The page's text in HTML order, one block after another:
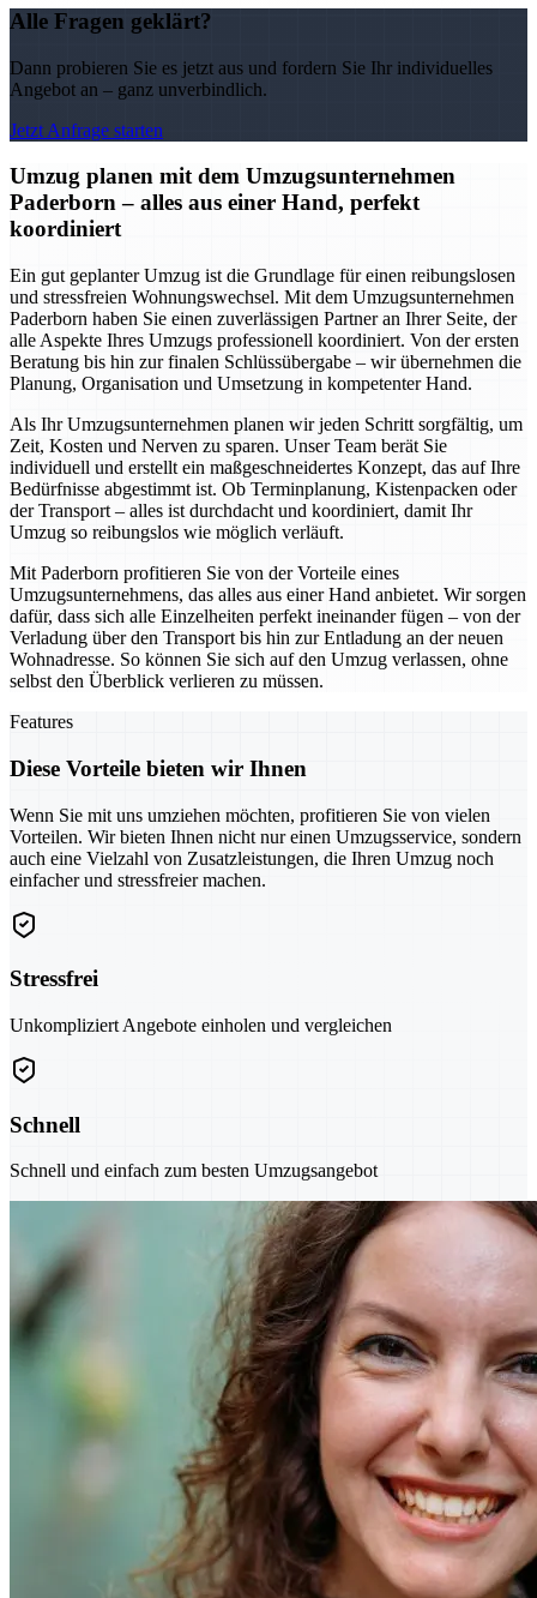
Alle Fragen geklärt?
Dann probieren Sie es jetzt aus und fordern Sie Ihr individuelles
Angebot an – ganz unverbindlich.
Jetzt Anfrage starten
Umzug planen mit dem Umzugsunternehmen
Paderborn – alles aus einer Hand, perfekt
koordiniert
Ein gut geplanter Umzug ist die Grundlage für einen reibungslosen
und stressfreien Wohnungswechsel. Mit dem Umzugsunternehmen
Paderborn haben Sie einen zuverlässigen Partner an Ihrer Seite, der
alle Aspekte Ihres Umzugs professionell koordiniert. Von der ersten
Beratung bis hin zur finalen Schlüssübergabe – wir übernehmen die
Planung, Organisation und Umsetzung in kompetenter Hand.
Als Ihr Umzugsunternehmen planen wir jeden Schritt sorgfältig, um
Zeit, Kosten und Nerven zu sparen. Unser Team berät Sie
individuell und erstellt ein maßgeschneidertes Konzept, das auf Ihre
Bedürfnisse abgestimmt ist. Ob Terminplanung, Kistenpacken oder
der Transport – alles ist durchdacht und koordiniert, damit Ihr
Umzug so reibungslos wie möglich verläuft.
Mit Paderborn profitieren Sie von der Vorteile eines
Umzugsunternehmens, das alles aus einer Hand anbietet. Wir sorgen
dafür, dass sich alle Einzelheiten perfekt ineinander fügen – von der
Verladung über den Transport bis hin zur Entladung an der neuen
Wohnadresse. So können Sie sich auf den Umzug verlassen, ohne
selbst den Überblick verlieren zu müssen.
Features
Diese Vorteile bieten wir Ihnen
Wenn Sie mit uns umziehen möchten, profitieren Sie von vielen
Vorteilen. Wir bieten Ihnen nicht nur einen Umzugsservice, sondern
auch eine Vielzahl von Zusatzleistungen, die Ihren Umzug noch
einfacher und stressfreier machen.
Stressfrei
Unkompliziert Angebote einholen und vergleichen
Schnell
Schnell und einfach zum besten Umzugsangebot